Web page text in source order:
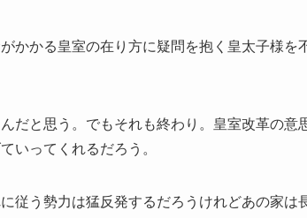
かかる皇室の在り方に疑問を抱く皇太子様を
だと思う。でもそれも終わり。皇室改革の意
いってくれるだろう。
従う勢力は猛反発するだろうけれどあの家は